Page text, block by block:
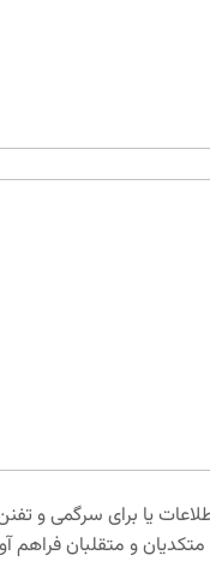
یا برای سرگمی و
و متقلبان